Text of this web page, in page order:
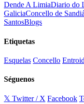
Dende A LimiaDiario do
GaliciaConcello de
SantosBlogs
Etiquetas
Esquelas Concello
Séguenos
𝕏 Twitter / X Facebook